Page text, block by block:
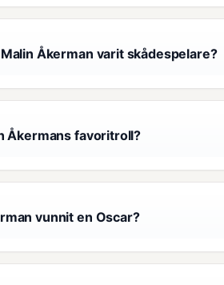
Åkerman varit skådespelare?
Åkermans favoritroll?
vunnit en Oscar?